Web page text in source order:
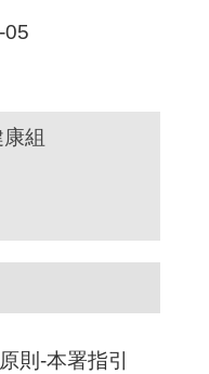
05
組
則-本署指引